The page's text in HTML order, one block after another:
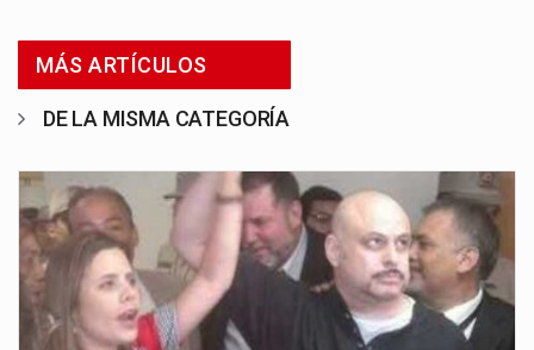
MÁS ARTÍCULOS
DE LA MISMA CATEGORÍA